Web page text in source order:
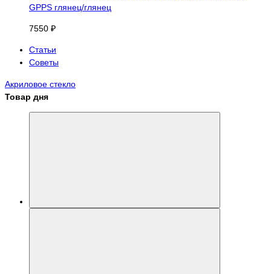
GPPS глянец/глянец
7550 ₽
Статьи
Советы
Акриловое стекло
Товар дня